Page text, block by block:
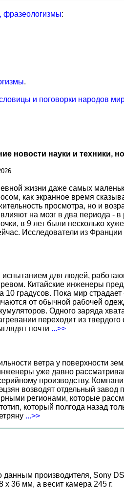
фразеологизмы:
.
и поговорки народов
новости науки и техники,
жизни даже самых
как экранное время
просмотра, но и
на мозг в два периода
в 9 лет были несколько
Исследователи из
для людей,
Китайские инженеры
градусов. Пока мир
от обычной рабочей
Одного заряда
переходит из
почти ...>>
ветра у поверхности
уже давно
производству.
возводят отдельный
регионами, которые
который полгода назад
...>>
производителя, Sony
x 36 мм, а весит камера 245 г.